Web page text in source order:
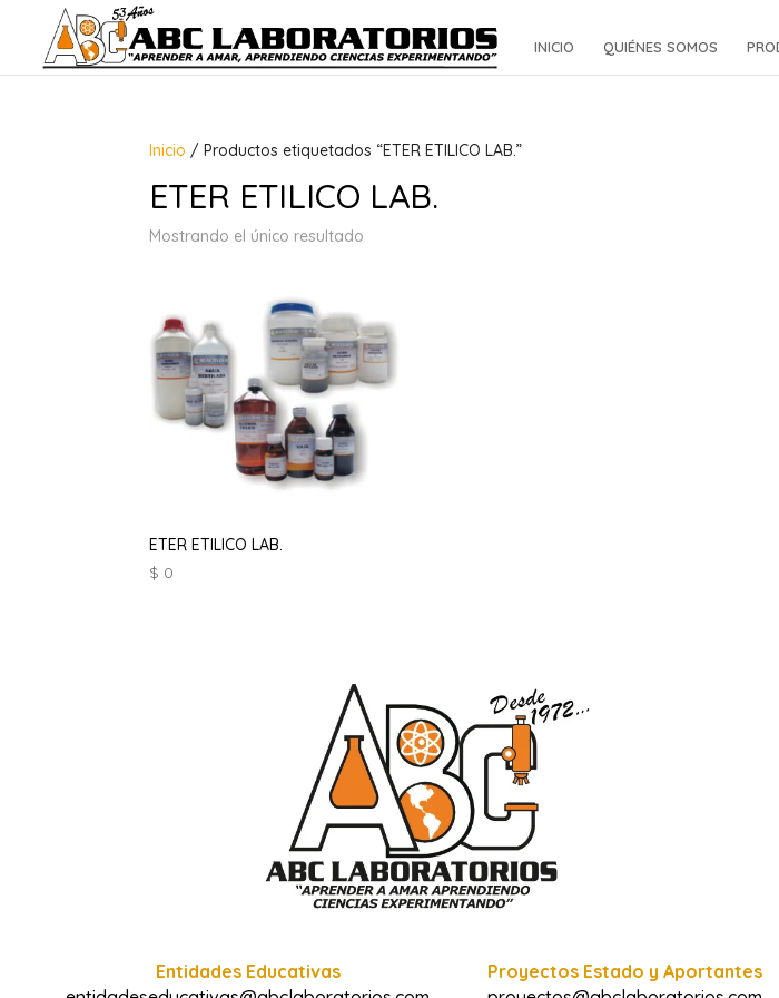
INICIO QUIÉNES SOMOS
Inicio / Productos etiquetados “ETER ETILICO LAB.”
ETER ETILICO LAB.
Mostrando el único resultado
ETER ETILICO LAB.
$ 0
Entidades Educativas
Proyectos Estado y Aportantes